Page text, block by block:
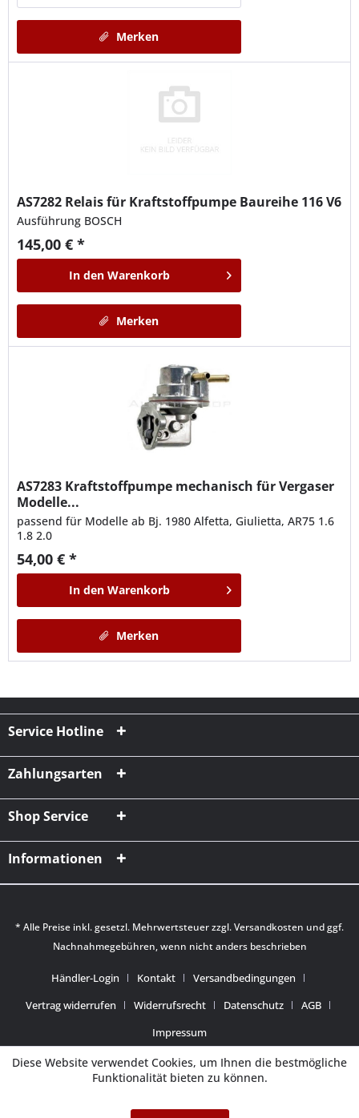
Merken
AS7282 Relais für Kraftstoffpumpe Baureihe 116 V6
Ausführung BOSCH
145,00 € *
In den Warenkorb
Merken
AS7283 Kraftstoffpumpe mechanisch für Vergaser
Modelle...
passend für Modelle ab Bj. 1980 Alfetta, Giulietta, AR75 1.6
1.8 2.0
54,00 € *
In den Warenkorb
Merken
Service Hotline
Zahlungsarten
Shop Service
Informationen
* Alle Preise inkl. gesetzl. Mehrwertsteuer zzgl.Versandkosten und ggf.
Nachnahmegebühren, wenn nicht anders beschrieben
Händler-Login Kontakt
Versandbedingungen
Vertrag widerrufen
Widerrufsrecht Datenschutz
AGB
Impressum
Diese Website verwendet Cookies, um Ihnen die bestmögliche
Funktionalität bieten zu können.